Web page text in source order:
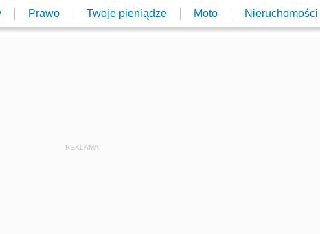
Prawo Twoje pieniądze Moto Nieruchomości